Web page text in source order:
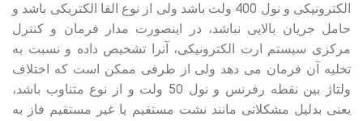
الکترونیکی و نول 400 ولت باشد ولی از نوع القا الکتریکی باشد و
حامل جریان بالایی نباشد، در اینصورت مدار فرمان و کنترل
مرکزی سیستم ارت الکترونیکی، آنرا تشخیص داده و نسبت به
تخلیه آن فرمان می دهد ولی از طرفی ممکن است که اختلاف
ولتاژ بین نقطه رفرنس و نول 50 ولت و از نوع متناوب باشد،
یعنی بدلیل مشکلاتی مانند نشت مستقیم یا غیر مستقیم فاز به